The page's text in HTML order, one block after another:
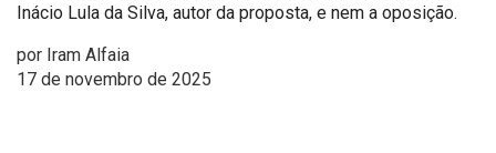
Inácio Lula da Silva, autor da proposta, e nem a oposição.
por Iram Alfaia
17 de novembro de 2025